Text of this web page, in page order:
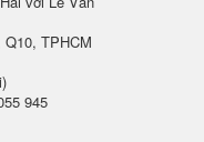
TPHCM
945